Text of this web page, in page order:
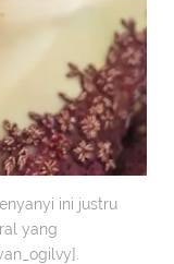
ini justru
yang